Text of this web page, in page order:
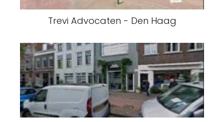
Trevi Advocaten - Den Haag